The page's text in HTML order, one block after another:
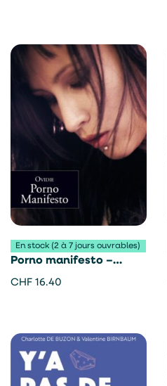
En stock (2 à 7 jours ouvrables)
Porno manifesto –
Ovidie
CHF 16.40